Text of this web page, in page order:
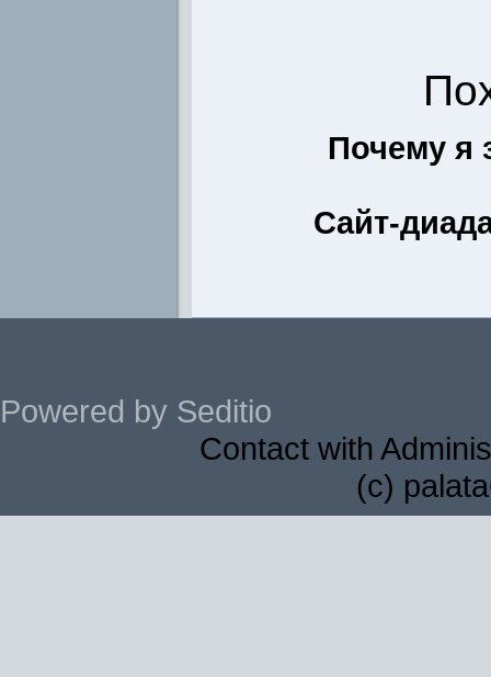
Почему я
Сайт-
Powered by Seditio
Contact with
(c)